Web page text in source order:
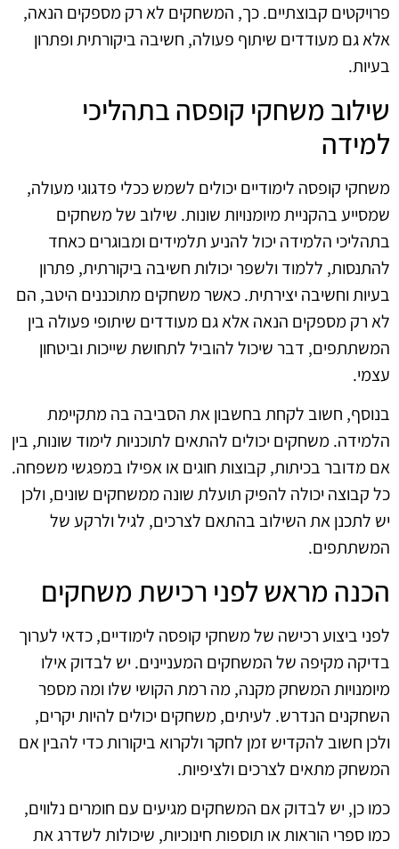
פרויקטים קבוצתיים. כך, המשחקים לא רק מספקים הנאה,
אלא גם מעודדים שיתוף פעולה, חשיבה ביקורתית ופתרון
בעיות.
שילוב משחקי קופסה בתהליכי
למידה
משחקי קופסה לימודיים יכולים לשמש ככלי פדגוגי מעולה,
שמסייע בהקניית מיומנויות שונות. שילוב של משחקים
בתהליכי הלמידה יכול להניע תלמידים ומבוגרים כאחד
להתנסות, ללמוד ולשפר יכולות חשיבה ביקורתית, פתרון
בעיות וחשיבה יצירתית. כאשר משחקים מתוכננים היטב, הם
לא רק מספקים הנאה אלא גם מעודדים שיתופי פעולה בין
המשתתפים, דבר שיכול להוביל לתחושת שייכות וביטחון
עצמי.
בנוסף, חשוב לקחת בחשבון את הסביבה בה מתקיימת
הלמידה. משחקים יכולים להתאים לתוכניות לימוד שונות, בין
אם מדובר בכיתות, קבוצות חוגים או אפילו במפגשי משפחה.
כל קבוצה יכולה להפיק תועלת שונה ממשחקים שונים, ולכן
יש לתכנן את השילוב בהתאם לצרכים, לגיל ולרקע של
המשתתפים.
הכנה מראש לפני רכישת משחקים
לפני ביצוע רכישה של משחקי קופסה לימודיים, כדאי לערוך
בדיקה מקיפה של המשחקים המעניינים. יש לבדוק אילו
מיומנויות המשחק מקנה, מה רמת הקושי שלו ומה מספר
השחקנים הנדרש. לעיתים, משחקים יכולים להיות יקרים,
ולכן חשוב להקדיש זמן לחקר ולקרוא ביקורות כדי להבין אם
המשחק מתאים לצרכים ולציפיות.
כמו כן, יש לבדוק אם המשחקים מגיעים עם חומרים נלווים,
כמו ספרי הוראות או תוספות חינוכיות, שיכולות לשדרג את